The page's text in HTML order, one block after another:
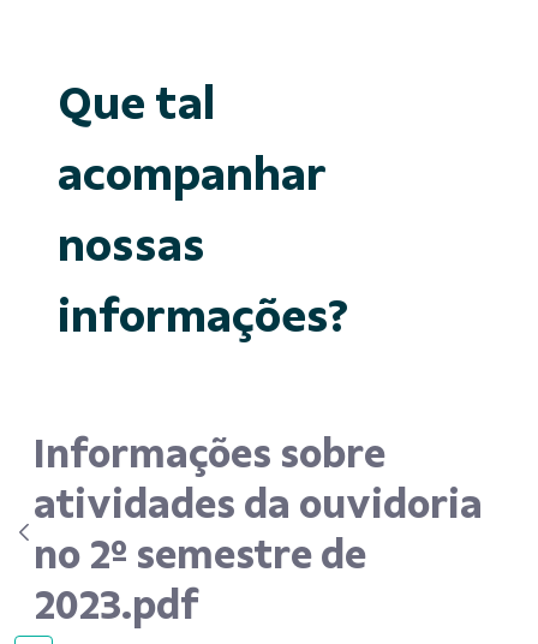
Que tal
acompanhar
nossas
informações?
Informações sobre
atividades da ouvidoria
no 2º semestre de
2023.pdf